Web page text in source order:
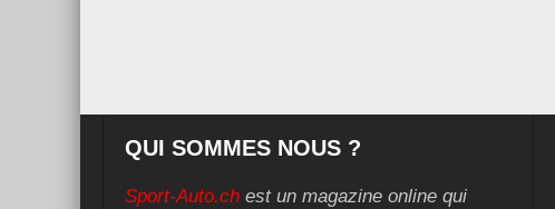
QUI SOMMES NOUS ?
Sport-Auto.ch est un magazine online qui